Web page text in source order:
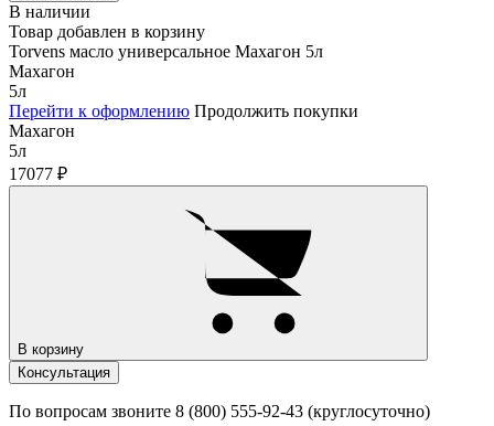
В наличии
Товар добавлен в корзину
Torvens масло универсальное Махагон 5л
Махагон
5л
Перейти к оформлению Продолжить покупки
Махагон
5л
17077 ₽
В корзину
Консультация
По вопросам звоните 8 (800) 555-92-43 (круглосуточно)